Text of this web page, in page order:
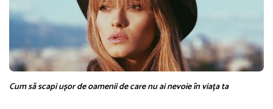
Cum să scapi ușor de oamenii de care nu ai nevoie în viața ta